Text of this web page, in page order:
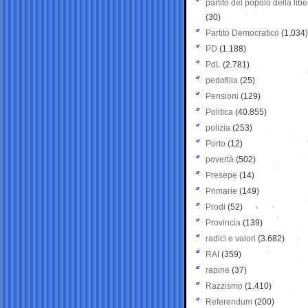
partito del popolo della
(30)
Partito Democratico (1.034)
PD (1.188)
PdL (2.781)
pedofilia (25)
Pensioni (129)
Politica (40.855)
polizia (253)
Porto (12)
povertà (502)
Presepe (14)
Primarie (149)
Prodi (52)
Provincia (139)
radici e valori (3.682)
RAI (359)
rapine (37)
Razzismo (1.410)
Referendum (200)